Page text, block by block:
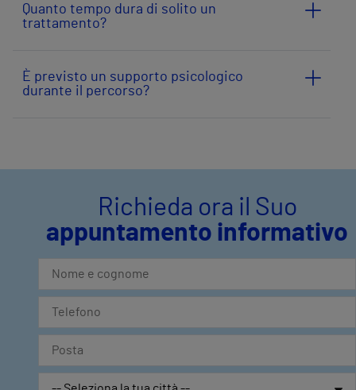
Quanto tempo dura di solito un
trattamento?
È previsto un supporto psicologico
durante il percorso?
Richieda ora il Suo
appuntamento informativo